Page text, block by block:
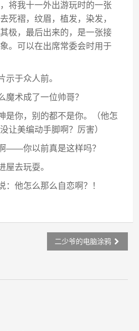
将我十一外出游玩时的一张
死褶，纹眉，植发，染发，
极，最后出来的，是一张接
。可以在出席常委会时用于
示于众人前。
魔术成了一位帅哥？
是你，别的都不是你。（他怎
让美编动手脚啊？厉害）
——你以前真是这样吗？
屋去玩耍。
：他怎么那么自恋啊？！
二少爷的电脑涂鸦